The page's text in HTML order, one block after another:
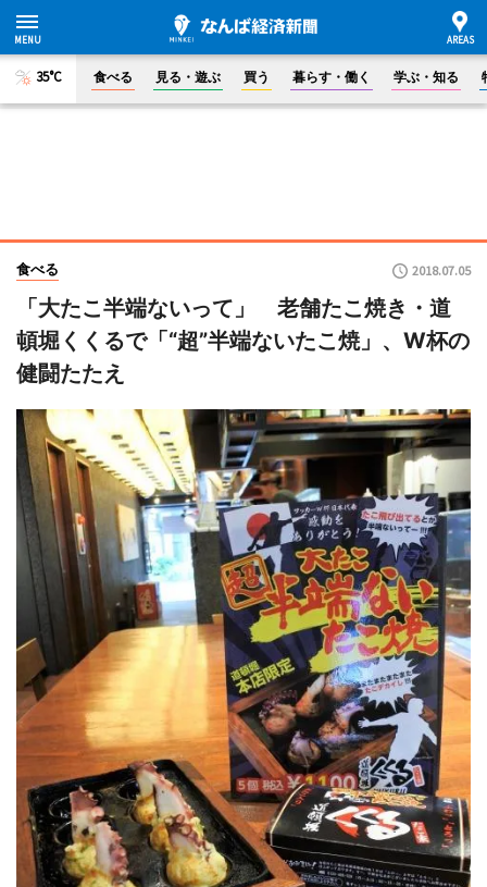
35°C 食べる 見る・遊ぶ 買う 暮らす・働く 学ぶ・知る
食べる 2018.07.05
「大たこ半端ないって」 老舗たこ焼き・道
頓堀くくるで「“超”半端ないたこ焼」、W杯の
健闘たたえ